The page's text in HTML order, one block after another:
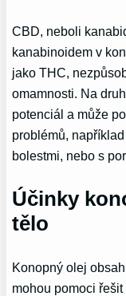
CBD, neboli
kanabinoidem v
jako THC,
omamnosti. Na
potenciál a může
problémů,
bolestmi, nebo s
Účinky
tělo
Konopný olej
mohou pomoci